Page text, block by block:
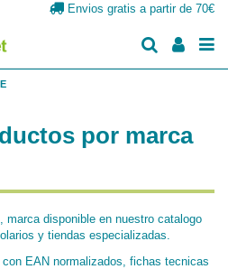
Envios gratis a partir de 70€
por marca
, marca disponible en nuestro catalogo
y tiendas especializadas.
EAN normalizados, fichas tecnicas